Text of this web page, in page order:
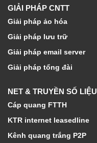
GIẢI PHÁP CNTT
Giải pháp ảo hóa
Giải pháp lưu trữ
Giải pháp email server
Giải pháp tổng đài
NET & TRUYỀN SỐ LIỆU
Cáp quang FTTH
KTR internet leasedline
Kênh quang trắng P2P